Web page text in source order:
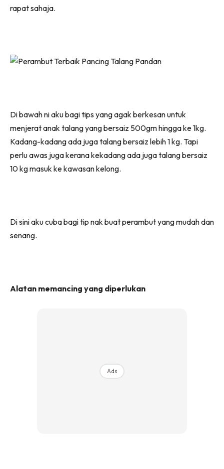
rapat sahaja.
Di bawah ni aku bagi tips yang agak berkesan untuk
menjerat anak talang yang bersaiz 500gm hingga ke 1kg.
Kadang-kadang ada juga talang bersaiz lebih 1 kg. Tapi
perlu awas juga kerana kekadang ada juga talang bersaiz
10 kg masuk ke kawasan kelong.
Di sini aku cuba bagi tip nak buat perambut yang mudah dan
senang.
Alatan memancing yang diperlukan
Ads